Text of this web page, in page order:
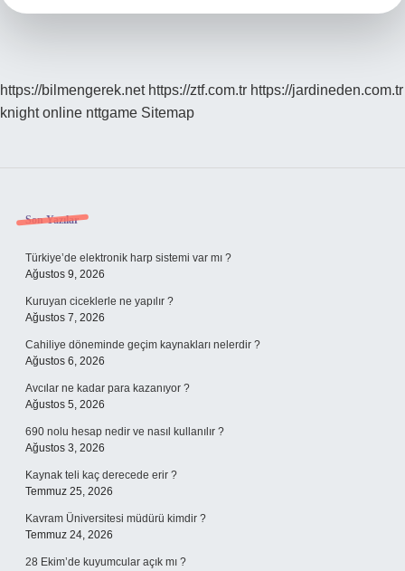
https://bilmengerek.net https://ztf.com.tr https://jardineden.com.tr
knight online nttgame Sitemap
Sidebar
Son Yazılar
Türkiye’de elektronik harp sistemi var mı ?
Ağustos 9, 2026
Kuruyan ciceklerle ne yapılır ?
Ağustos 7, 2026
Cahiliye döneminde geçim kaynakları nelerdir ?
Ağustos 6, 2026
Avcılar ne kadar para kazanıyor ?
Ağustos 5, 2026
690 nolu hesap nedir ve nasıl kullanılır ?
Ağustos 3, 2026
Kaynak teli kaç derecede erir ?
Temmuz 25, 2026
Kavram Üniversitesi müdürü kimdir ?
Temmuz 24, 2026
28 Ekim’de kuyumcular açık mı ?